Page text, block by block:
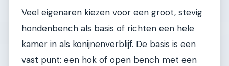
Veel eigenaren kiezen voor een groot, stevig
hondenbench als basis of richten een hele
kamer in als konijnenverblijf. De basis is een
vast punt: een hok of open bench met een